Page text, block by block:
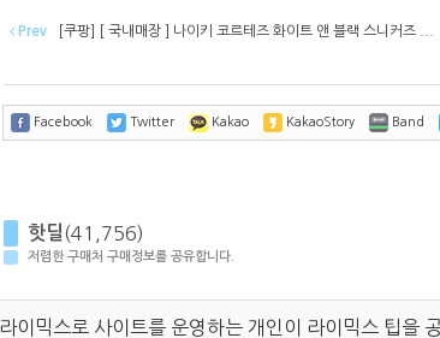
Prev [쿠팡] [ 국내매장 ] 나이키 코르테즈 화이트 앤 블랙 스니커즈 ...
Facebook Twitter Kakao KakaoStory Band
핫딜 (41,756)
저렴한 구매처 구매정보를 공유합니다.
라이믹스로 사이트를 운영하는 개인이 라이믹스 팁을